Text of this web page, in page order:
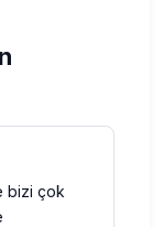
bizi çok